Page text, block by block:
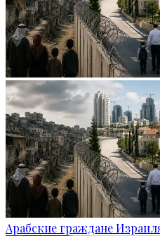
Арабские граждане